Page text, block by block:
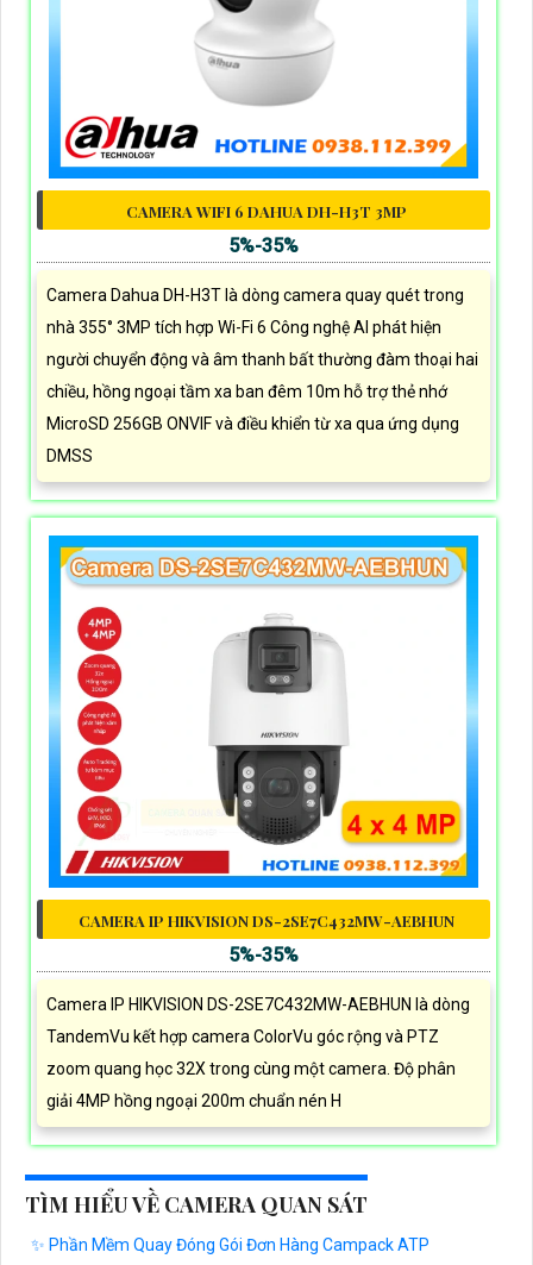
CAMERA WIFI 6 DAHUA DH-H3T 3MP
5%-35%
Camera Dahua DH-H3T là dòng camera quay quét trong
nhà 355° 3MP tích hợp Wi-Fi 6 Công nghệ AI phát hiện
người chuyển động và âm thanh bất thường đàm thoại hai
chiều, hồng ngoại tầm xa ban đêm 10m hỗ trợ thẻ nhớ
MicroSD 256GB ONVIF và điều khiển từ xa qua ứng dụng
DMSS
CAMERA IP HIKVISION DS-2SE7C432MW-AEBHUN
5%-35%
Camera IP HIKVISION DS-2SE7C432MW-AEBHUN là dòng
TandemVu kết hợp camera ColorVu góc rộng và PTZ
zoom quang học 32X trong cùng một camera. Độ phân
giải 4MP hồng ngoại 200m chuẩn nén H
TÌM HIỂU VỀ CAMERA QUAN SÁT
✨ Phần Mềm Quay Đóng Gói Đơn Hàng Campack ATP